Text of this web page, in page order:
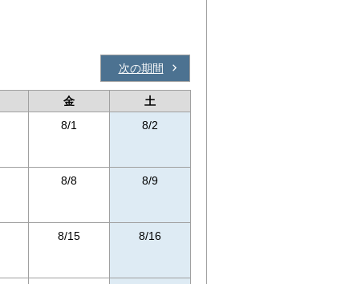
次の期間
金
土
8/1 8/2
8/8 8/9
8/15 8/16